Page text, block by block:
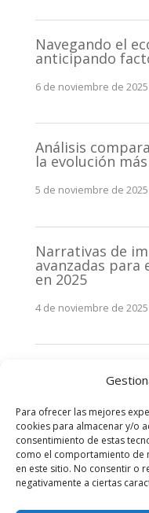
Para ofrecer las mejores
cookies para almacenar y/o
consentimiento de estas
como el comportamiento de
en este sitio. No consentir o
negativamente a ciertas
Navegando el
anticipando
6 de noviembre de 2025
Análisis
la evolución
5 de noviembre de 2025
Narrativas de
avanzadas para
en 2025
4 de noviembre de 2025
stakeholders en
3 de noviembre de 2025